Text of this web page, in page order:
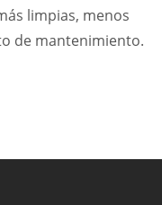
limpias, menos
de mantenimiento.